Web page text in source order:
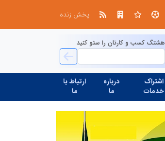
پخش زنده
هشتگ کسب و کارتان را سئو کنید
اشتراک
خدمات
درباره
ما
ارتباط با
ما